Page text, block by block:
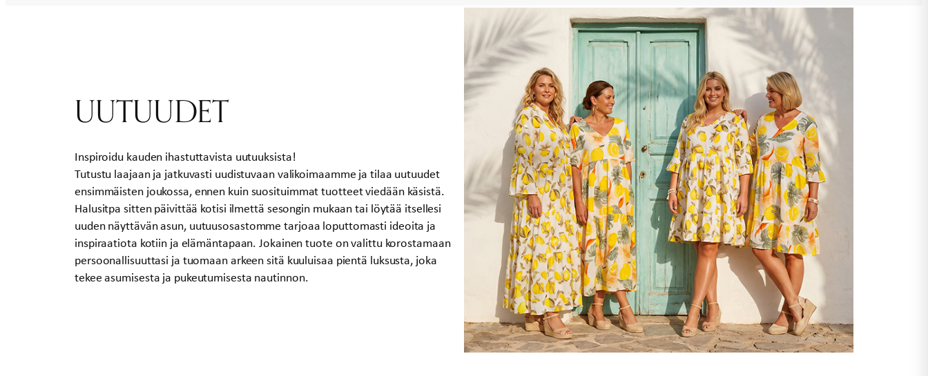
UUTUUDET
Inspiroidu kauden ihastuttavista uutuuksista!
Tutustu laajaan ja jatkuvasti uudistuvaan valikoimaamme ja tilaa uutuudet
ensimmäisten joukossa, ennen kuin suosituimmat tuotteet viedään käsistä.
Halusitpa sitten päivittää kotisi ilmettä sesongin mukaan tai löytää itsellesi
uuden näyttävän asun, uutuusosastomme tarjoaa loputtomasti ideoita ja
inspiraatiota kotiin ja elämäntapaan. Jokainen tuote on valittu korostamaan
persoonallisuuttasi ja tuomaan arkeen sitä kuuluisaa pientä luksusta, joka
tekee asumisesta ja pukeutumisesta nautinnon.